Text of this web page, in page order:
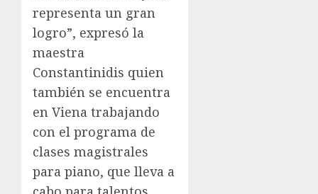
representa un gran
logro”, expresó la
maestra
Constantinidis quien
también se encuentra
en Viena trabajando
con el programa de
clases magistrales
para piano, que lleva a